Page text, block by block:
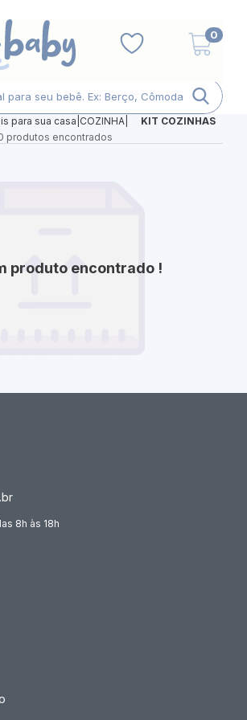
0
para sua casa COZINHA
KIT COZINHAS
produtos encontrados
produto encontrado !
8h às 18h